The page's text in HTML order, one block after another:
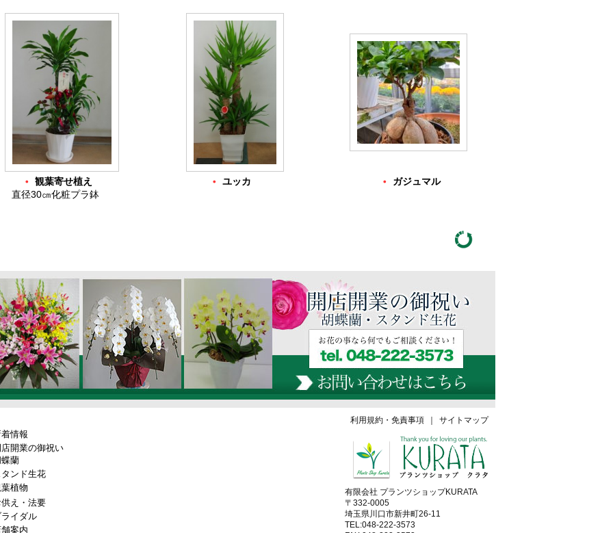
・ 観葉寄せ植え
直径30㎝化粧プラ鉢
・ ユッカ ・ ガジュマル
情報
開業の御祝い
蘭
ンド生花
植物
え・法要
イダル
案内
サイトマップ
利用規約・免責事項
有限会社 プランツショップKURATA
〒332-0005
埼玉県川口市新井町26-11
TEL:048-222-3573